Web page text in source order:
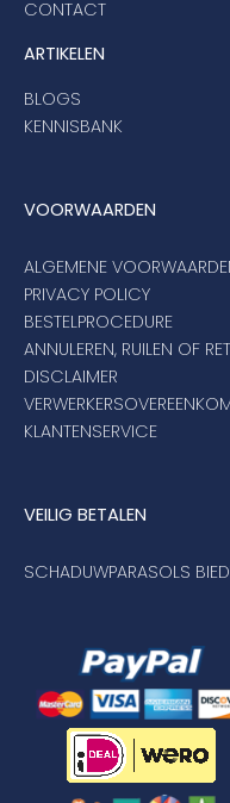
CONTACT
ARTIKELEN
BLOGS
KENNISBANK
VOORWAARDEN
ALGEMENE
PRIVACY POLICY
BESTELPROCEDURE
ANNULEREN, RUILEN OF
DISCLAIMER
KLANTENSERVICE
VEILIG BETALEN
SCHADUWPARASOLS